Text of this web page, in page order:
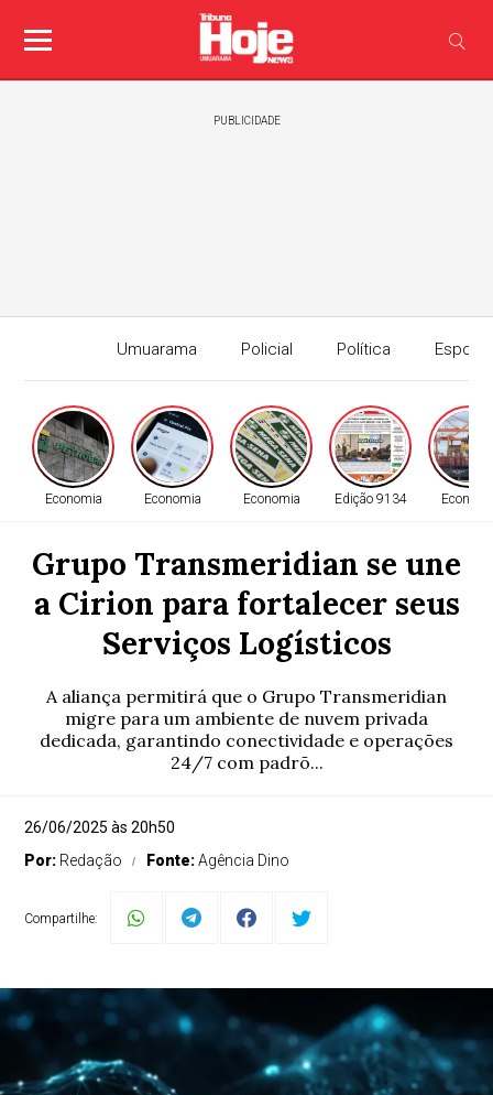
PUBLICIDADE
Umuarama Policial Política
Edição
Economia Economia Economia Edição 9134
Grupo Transmeridian se une
a Cirion para fortalecer seus
Serviços Logísticos
A aliança permitirá que o Grupo Transmeridian
migre para um ambiente de nuvem privada
dedicada, garantindo conectividade e operações
24/7 com padrõ...
26/06/2025 às 20h50
Por: Redação Fonte:Agência Dino
Compartilhe: